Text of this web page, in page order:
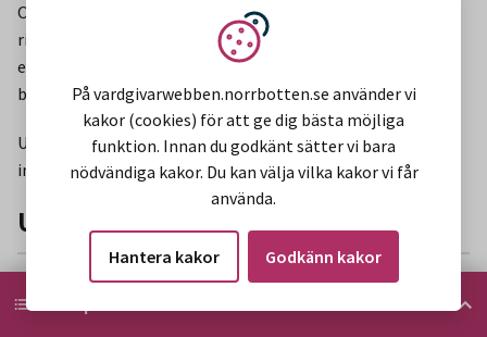
HITTA PÅ SIDAN
Obesitas och förhöjd alkoholkonsumtion ökar avsevärt
risken för recidiv av förmaksflimmer och försvårar en
effektiv rytmkontrollstrategi. Alkoholkonsumtionen bör
begränsas till högst tre standardglas per vecka.
Uppmuntra till fysisk aktivitet. Förmaksflimmer medför
inga specifika restriktioner när det gäller fysisk aktivitet.
Uppföljning
Uppföljning bör anpassas efter individuella riskfaktorer,
Vi använder kakor
På vardgivarwebben.norrbotten.se använder vi
kakor (cookies) för att ge dig bästa möjliga
funktion. Innan du godkänt sätter vi bara
nödvändiga kakor. Du kan välja vilka kakor vi får
använda.
Hantera kakor Godkänn kakor